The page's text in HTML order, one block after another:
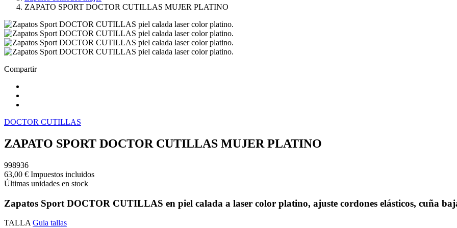
ZAPATO SPORT DOCTOR CUTILLAS MUJER PLATINO
Compartir
DOCTOR CUTILLAS
ZAPATO SPORT DOCTOR CUTILLAS MUJER PLATINO
998936
63,00 € Impuestos incluidos
Últimas unidades en stock
Zapatos Sport DOCTOR CUTILLAS en piel calada a laser color platino, ajuste cordones elásticos, cuña
TALLA Guia tallas